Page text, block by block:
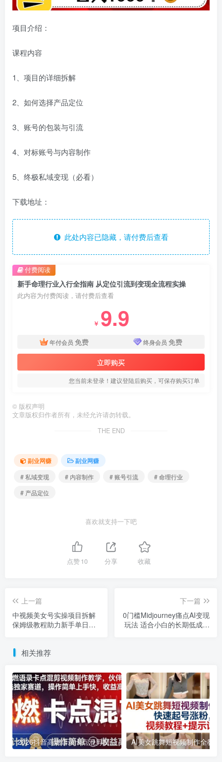
项目介绍：
课程内容
1、项目的详细拆解
2、如何选择产品定位
3、账号的包装与引流
4、对标账号与内容制作
5、终极私域变现（必看）
下载地址：
此处内容已隐藏，请付费后查看
新手命理行业入行全指南 从定位引流到变现全流程实操
此内容为付费阅读，请付费后查看
￥ 9.9
年付会员 免费 终身会员 免费
立即购买
您当前未登录！建议登陆后购买，可保存购买订单
付费阅读
© 版权声明
文章版权归作者所有，未经允许请勿转载。
THE END
副业网赚
副业网赚
# 私域变现
# 内容制作 # 账号引流
# 命理行业
# 产品定位
喜欢就支持一下吧
点赞10 分享 收藏
上一篇
中视频美女号实操项目拆解
保姆级教程助力新手单日收
下一篇
0门槛Midjourney痛点AI变现
玩法 适合小白的长期低成本
相关推荐
2026抖音高燃语录卡点混剪制作教学 伙伴计划低门槛增收教程